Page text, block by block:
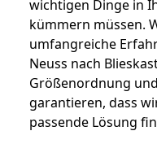
wichtigen Dinge in
kümmern müssen.
umfangreiche
Neuss nach
Größenordnung
garantieren, dass
passende Lösung